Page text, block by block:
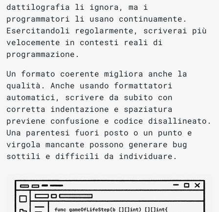
dattilografia li ignora, ma i
programmatori li usano continuamente.
Esercitandoli regolarmente, scriverai più
velocemente in contesti reali di
programmazione.
Un formato coerente migliora anche la
qualità. Anche usando formattatori
automatici, scrivere da subito con
corretta indentazione e spaziatura
previene confusione e codice disallineato.
Una parentesi fuori posto o un punto e
virgola mancante possono generare bug
sottili e difficili da individuare.